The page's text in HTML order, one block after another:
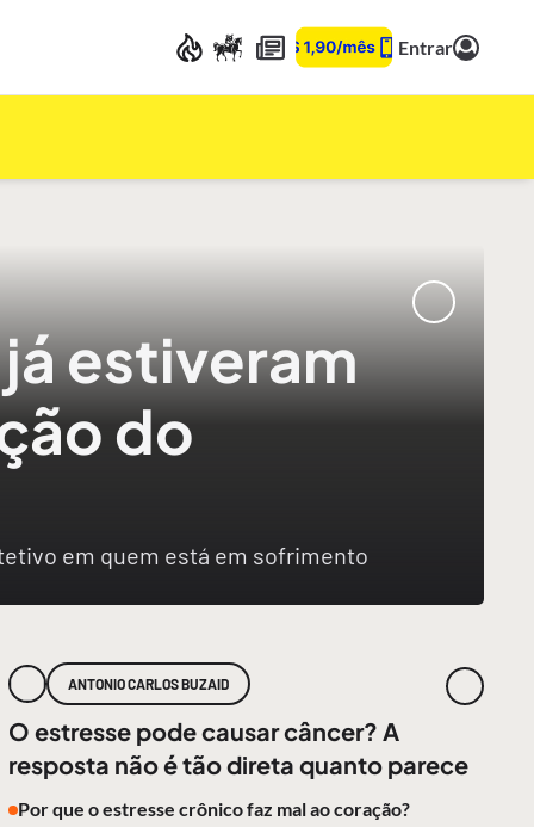
Entrar
estiveram
do
em quem está em sofrimento
ANTONIO CARLOS BUZAID
O estresse pode causar câncer? A
resposta não é tão direta quanto parece
Por que o estresse crônico faz mal ao coração?